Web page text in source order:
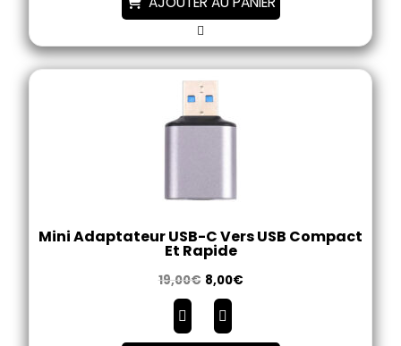
Mini Adaptateur USB-C Vers USB Compact
Et Rapide
19,00€ 8,00€